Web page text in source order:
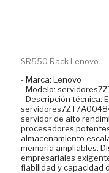
SR550 Rack Lenovo...
- Marca: Lenovo
- Modelo:
- Descripción técnica:
servidor de alto
procesadores
almacenamiento
memoria ampliables.
empresariales
fiabilidad y capacidad